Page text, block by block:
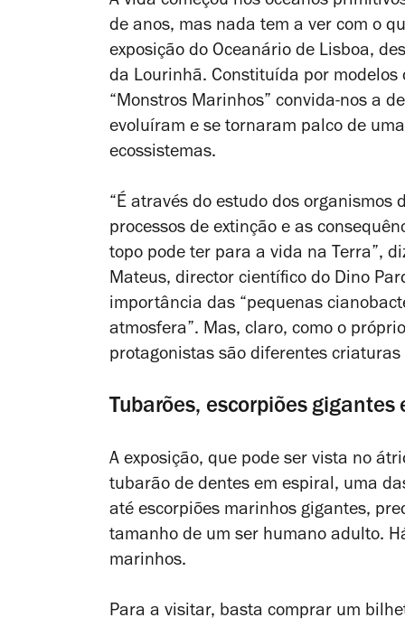
de anos, mas nada tem a ver com o
exposição do Oceanário de Lisboa,
da Lourinhã. Constituída por
“Monstros Marinhos” convida-nos a
evoluíram e se tornaram palco de
ecossistemas.
“É através do estudo dos organismos
processos de extinção e as
topo pode ter para a vida na Terra”,
Mateus, director científico do Dino
importância das “pequenas
atmosfera”. Mas, claro, como o
protagonistas são diferentes
Tubarões, escorpiões
A exposição, que pode ser vista no
tubarão de dentes em espiral, uma
até escorpiões marinhos gigantes,
tamanho de um ser humano adulto.
marinhos.
Para a visitar, basta comprar um